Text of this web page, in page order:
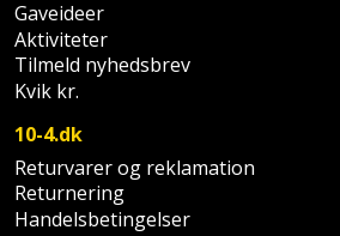
Stiksavsklinge
Støvsugertilbehør
Gaveideer
Aktiviteter
Tilmeld nyhedsbrev
Kvik kr.
10-4.dk
Returvarer og reklamation
Returnering
Handelsbetingelser